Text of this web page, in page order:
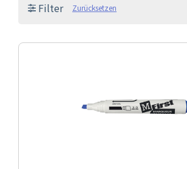
Filter Zurücksetzen